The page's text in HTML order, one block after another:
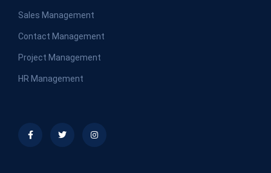
Sales Management
Contact Management
Project Management
HR Management